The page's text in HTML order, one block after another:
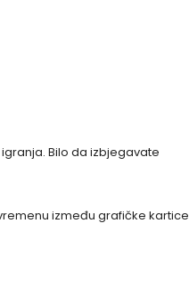
Bilo da izbjegavate
između grafičke kartice